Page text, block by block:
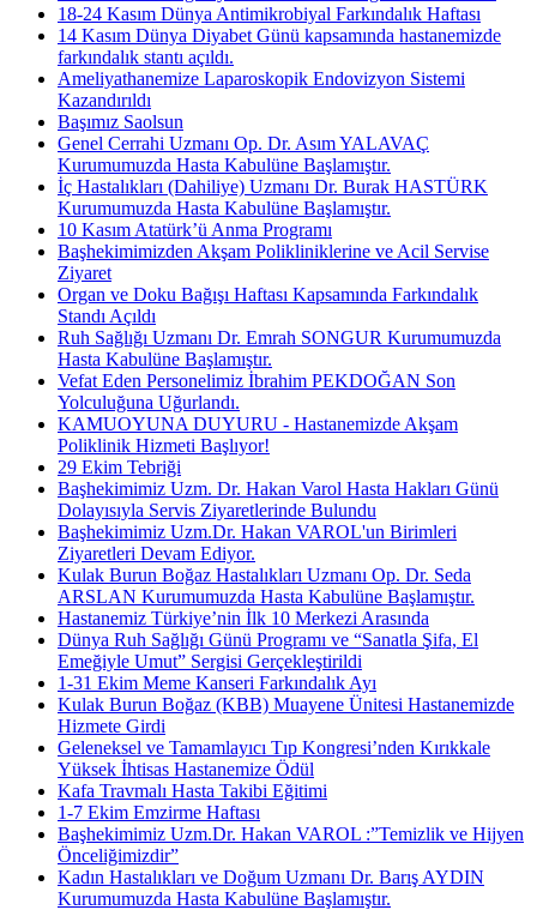
18-24 Kasım Dünya Antimikrobiyal Farkındalık Haftası
14 Kasım Dünya Diyabet Günü kapsamında hastanemizde
farkındalık stantı açıldı.
Ameliyathanemize Laparoskopik Endovizyon Sistemi
Kazandırıldı
Başımız Saolsun
Genel Cerrahi Uzmanı Op. Dr. Asım YALAVAÇ
Kurumumuzda Hasta Kabulüne Başlamıştır.
İç Hastalıkları (Dahiliye) Uzmanı Dr. Burak HASTÜRK
Kurumumuzda Hasta Kabulüne Başlamıştır.
10 Kasım Atatürk’ü Anma Programı
Başhekimimizden Akşam Polikliniklerine ve Acil Servise
Ziyaret
Organ ve Doku Bağışı Haftası Kapsamında Farkındalık
Standı Açıldı
Ruh Sağlığı Uzmanı Dr. Emrah SONGUR Kurumumuzda
Hasta Kabulüne Başlamıştır.
Vefat Eden Personelimiz İbrahim PEKDOĞAN Son
Yolculuğuna Uğurlandı.
KAMUOYUNA DUYURU - Hastanemizde Akşam
Poliklinik Hizmeti Başlıyor!
29 Ekim Tebriği
Başhekimimiz Uzm. Dr. Hakan Varol Hasta Hakları Günü
Dolayısıyla Servis Ziyaretlerinde Bulundu
Başhekimimiz Uzm.Dr. Hakan VAROL'un Birimleri
Ziyaretleri Devam Ediyor.
Kulak Burun Boğaz Hastalıkları Uzmanı Op. Dr. Seda
ARSLAN Kurumumuzda Hasta Kabulüne Başlamıştır.
Hastanemiz Türkiye’nin İlk 10 Merkezi Arasında
Dünya Ruh Sağlığı Günü Programı ve “Sanatla Şifa, El
Emeğiyle Umut” Sergisi Gerçekleştirildi
1-31 Ekim Meme Kanseri Farkındalık Ayı
Kulak Burun Boğaz (KBB) Muayene Ünitesi Hastanemizde
Hizmete Girdi
Geleneksel ve Tamamlayıcı Tıp Kongresi’nden Kırıkkale
Yüksek İhtisas Hastanemize Ödül
Kafa Travmalı Hasta Takibi Eğitimi
1-7 Ekim Emzirme Haftası
Başhekimimiz Uzm.Dr. Hakan VAROL :”Temizlik ve Hijyen
Önceliğimizdir”
Kadın Hastalıkları ve Doğum Uzmanı Dr. Barış AYDIN
Kurumumuzda Hasta Kabulüne Başlamıştır.